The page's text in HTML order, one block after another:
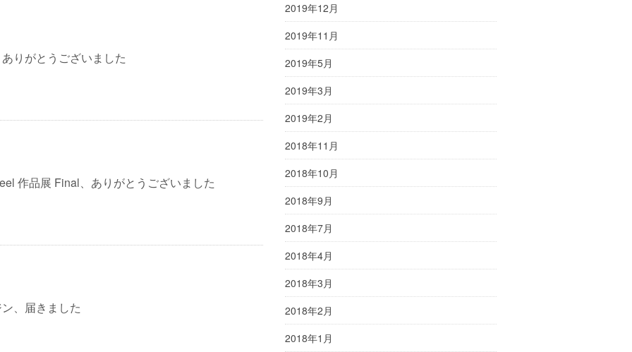
りがとうございました
作品展 Final、ありがとうございました
、届きました
2019年12月
2019年11月
2019年5月
2019年3月
2019年2月
2018年11月
2018年10月
2018年9月
2018年7月
2018年4月
2018年3月
2018年2月
2018年1月